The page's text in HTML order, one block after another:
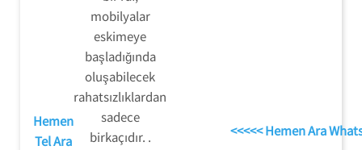
Hemen
Tel Ara
mobilyalar
eskimeye
başladığında
oluşabilecek
rahatsızlıklardan
sadece
birkaçıdır. .
<<<<< Hemen Ara